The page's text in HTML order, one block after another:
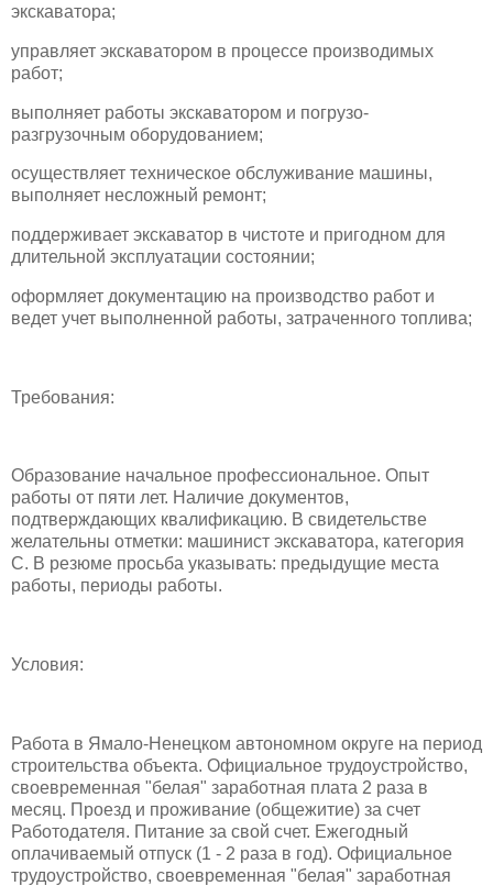
экскаватора;
управляет экскаватором в процессе производимых
работ;
выполняет работы экскаватором и погрузо-
разгрузочным оборудованием;
осуществляет техническое обслуживание машины,
выполняет несложный ремонт;
поддерживает экскаватор в чистоте и пригодном для
длительной эксплуатации состоянии;
оформляет документацию на производство работ и
ведет учет выполненной работы, затраченного топлива;
Требования:
Образование начальное профессиональное. Опыт
работы от пяти лет. Наличие документов,
подтверждающих квалификацию. В свидетельстве
желательны отметки: машинист экскаватора, категория
С. В резюме просьба указывать: предыдущие места
работы, периоды работы.
Условия:
Работа в Ямало-Ненецком автономном округе на период
строительства объекта. Официальное трудоустройство,
своевременная "белая" заработная плата 2 раза в
месяц. Проезд и проживание (общежитие) за счет
Работодателя. Питание за свой счет. Ежегодный
оплачиваемый отпуск (1 - 2 раза в год). Официальное
трудоустройство, своевременная "белая" заработная